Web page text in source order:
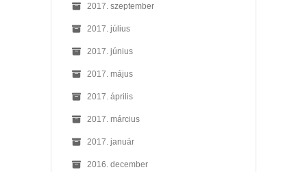
2017. szeptember
2017. július
2017. június
2017. május
2017. április
2017. március
2017. január
2016. december